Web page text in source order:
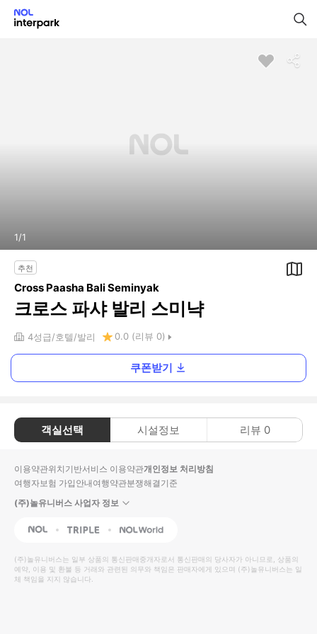
1/1
추천
Cross Paasha Bali Seminyak
크로스 파샤 발리 스미냑
4성급 호텔 발리 0.0 (리뷰 0)
쿠폰받기
객실선택 시설정보 리뷰 0
이용약관위치기반서비스 이용약관개인정보 처리방침
여행자보험 가입안내여행약관분쟁해결기준
(주)놀유니버스 사업자 정보
NOL Triple Interpark Global
(주)놀유니버스는 일부 상품의 통신판매중개자로서 통신판매의 당사자가 아니므로, 상품의
예약, 이용 및 환불 등 거래와 관련된 의무와 책임은 판매자에게 있으며 (주)놀유니버스는 일
체 책임을 지지 않습니다.